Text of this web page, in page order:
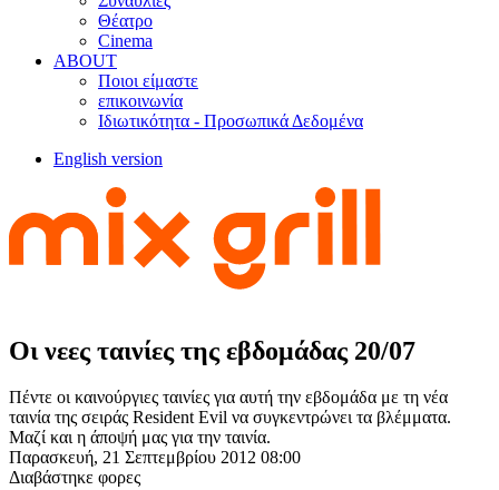
Θέατρο
Cinema
ABOUT
Ποιοι είμαστε
επικοινωνία
Ιδιωτικότητα - Προσωπικά Δεδομένα
English version
Οι νεες ταινίες της εβδομάδας 20/07
Πέντε οι καινούργιες ταινίες για αυτή την εβδομάδα με τη νέα
ταινία της σειράς Resident Evil να συγκεντρώνει τα βλέμματα.
Μαζί και η άποψή μας για την ταινία.
Παρασκευή, 21 Σεπτεμβρίου 2012 08:00
Διαβάστηκε φορες